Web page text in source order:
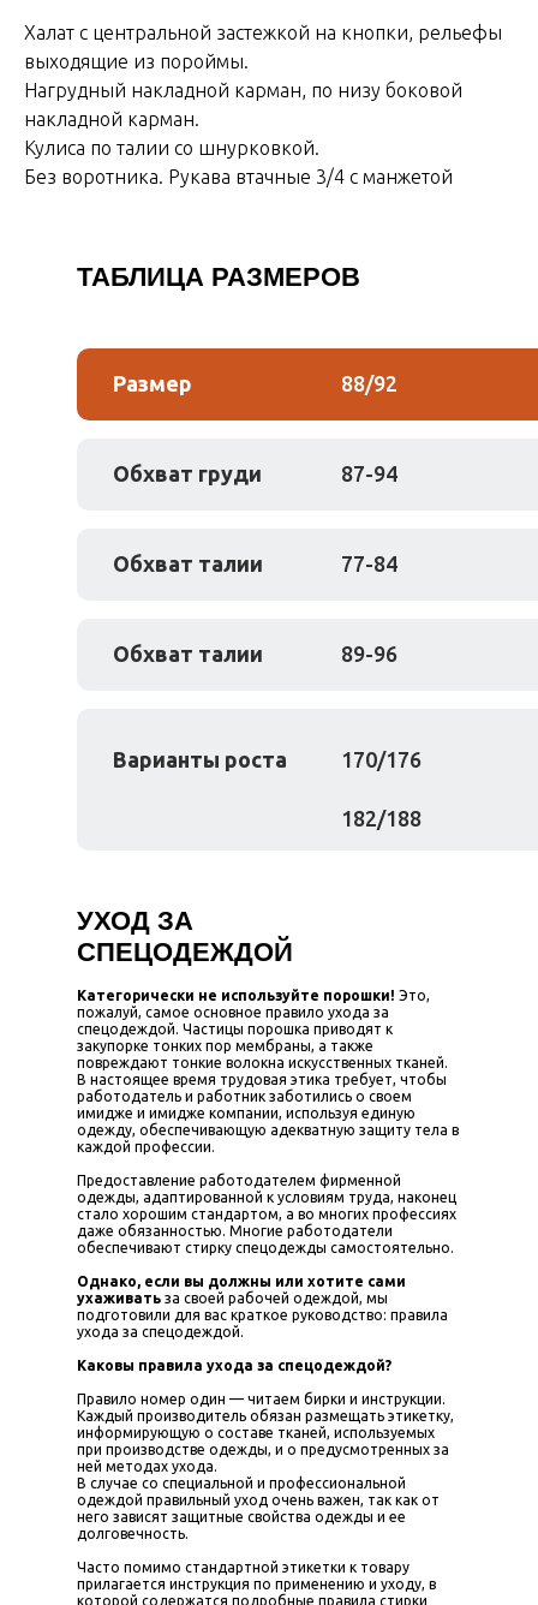
Халат с центральной застежкой на кнопки, рельефы
выходящие из пороймы.
Нагрудный накладной карман, по низу боковой
накладной карман.
Кулиса по талии со шнурковкой.
Без воротника. Рукава втачные 3/4 с манжетой
ТАБЛИЦА РАЗМЕРОВ
87-94
Обхват талии 77-84
89-96
170/176
182/188
Размер
Обхват груди
Обхват талии
Варианты роста
88/92
УХОД ЗА
СПЕЦОДЕЖДОЙ
Категорически не используйте порошки! Это,
пожалуй, самое основное правило ухода за
спецодеждой. Частицы порошка приводят к
закупорке тонких пор мембраны, а также
повреждают тонкие волокна искусственных тканей.
В настоящее время трудовая этика требует, чтобы
работодатель и работник заботились о своем
имидже и имидже компании, используя единую
одежду, обеспечивающую адекватную защиту тела в
каждой профессии.
Предоставление работодателем фирменной
одежды, адаптированной к условиям труда, наконец
стало хорошим стандартом, а во многих профессиях
даже обязанностью. Многие работодатели
обеспечивают стирку спецодежды самостоятельно.
Однако, если вы должны или хотите сами
ухаживать за своей рабочей одеждой, мы
подготовили для вас краткое руководство: правила
ухода за спецодеждой.
Каковы правила ухода за спецодеждой?
Правило номер один — читаем бирки и инструкции.
Каждый производитель обязан размещать этикетку,
информирующую о составе тканей, используемых
при производстве одежды, и о предусмотренных за
ней методах ухода.
В случае со специальной и профессиональной
одеждой правильный уход очень важен, так как от
него зависят защитные свойства одежды и ее
долговечность.
Часто помимо стандартной этикетки к товару
прилагается инструкция по применению и уходу, в
которой содержатся подробные правила стирки